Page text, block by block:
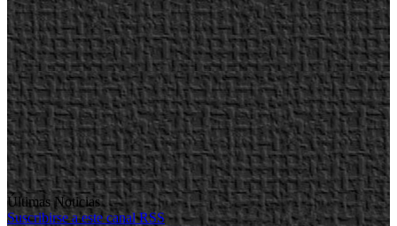
Últimas Noticias
Suscribirse a este canal RSS